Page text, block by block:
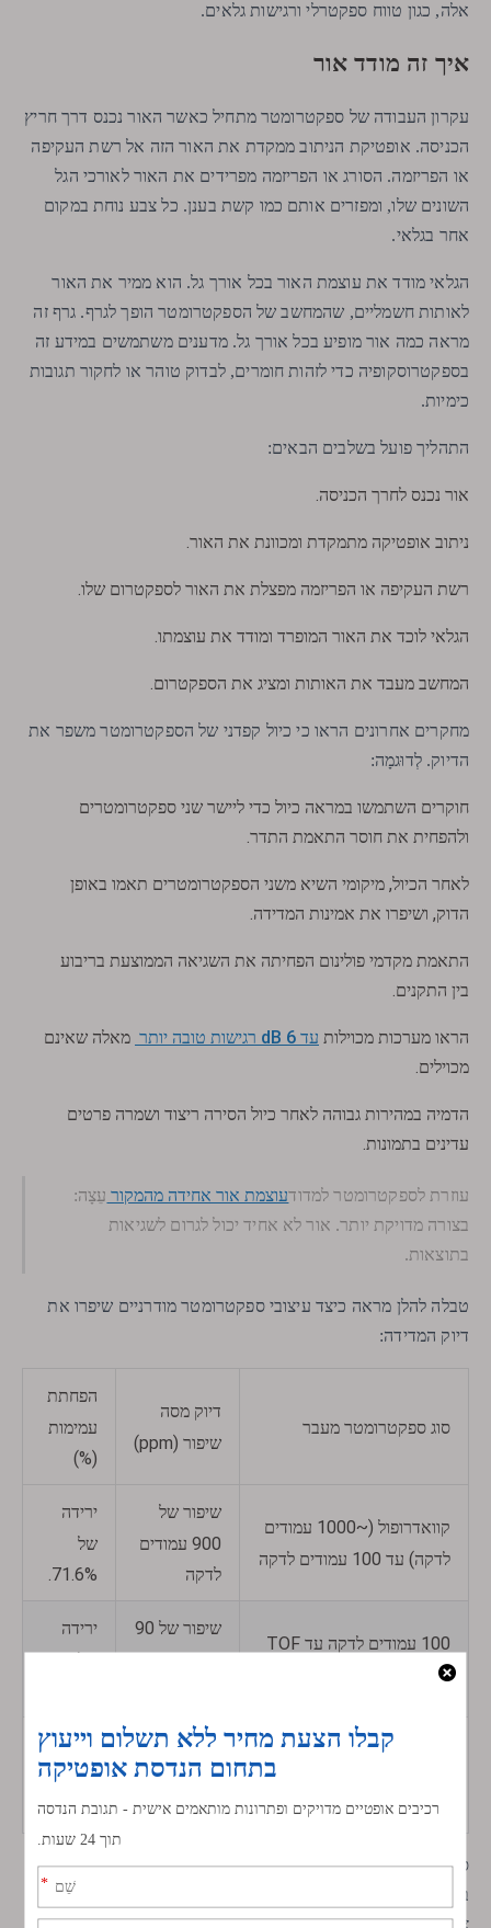
אלה, כגון טווח ספקטרלי ורגישות גלאים.
איך זה מודד אור
עקרון העבודה של ספקטרומטר מתחיל כאשר האור נכנס דרך חריץ
הכניסה. אופטיקת הניתוב ממקדת את האור הזה אל רשת העקיפה
או הפריזמה. הסורג או הפריזמה מפרידים את האור לאורכי הגל
השונים שלו, ומפזרים אותם כמו קשת בענן. כל צבע נוחת במקום
אחר בגלאי.
הגלאי מודד את עוצמת האור בכל אורך גל. הוא ממיר את האור
לאותות חשמליים, שהמחשב של הספקטרומטר הופך לגרף. גרף זה
מראה כמה אור מופיע בכל אורך גל. מדענים משתמשים במידע זה
בספקטרוסקופיה כדי לזהות חומרים, לבדוק טוהר או לחקור תגובות
כימיות.
התהליך פועל בשלבים הבאים:
אור נכנס לחרך הכניסה.
ניתוב אופטיקה מתמקדת ומכוונת את האור.
רשת העקיפה או הפריזמה מפצלת את האור לספקטרום שלו.
הגלאי לוכד את האור המופרד ומודד את עוצמתו.
המחשב מעבד את האותות ומציג את הספקטרום.
מחקרים אחרונים הראו כי כיול קפדני של הספקטרומטר משפר את
הדיוק. לְדוּגמָה:
חוקרים השתמשו במראה כיול כדי ליישר שני ספקטרומטרים
ולהפחית את חוסר התאמת התדר.
לאחר הכיול, מיקומי השיא משני הספקטרומטרים תאמו באופן
הדוק, ושיפרו את אמינות המדידה.
התאמת מקדמי פולינום הפחיתה את השגיאה הממוצעת בריבוע
בין התקנים.
הראו מערכות מכוילות עד 6 dB רגישות טובה יותר
מאלה שאינם
מכוילים.
הדמיה במהירות גבוהה לאחר כיול הסירה ריצוד ושמרה פרטים
עדינים בתמונות.
עֵצָה: עוצמת אור אחידה מהמקורעוזרת לספקטרומטר למדוד
בצורה מדויקת יותר. אור לא אחיד יכול לגרום לשגיאות
בתוצאות.
טבלה להלן מראה כיצד עיצובי ספקטרומטר מודרניים שיפרו את
דיוק המדידה:
סוג ספקטרומטר מעבר
דיוק מסה
שיפור (ppm)
הפחתת
עמימות
(%)
קוואדרופול (~1000 עמודים
לדקה) עד 100 עמודים לדקה
שיפור של
900 עמודים
לדקה
ירידה
של
71.6%.
100 עמודים לדקה עד TOF
(~10 עמודים לדקה)
שיפור של 90
עמודים
ירידה
של
TOF (10 ppm) עד FT (1
שיפור של 9
עמודים
לדקה
ירידה
של
4.7%.
ספקטרוסקופיה מסתמכת על יכולתו של הגלאי להפריד ולמדוד אור
בצורה מדויקת. מדידות מפתח כוללות פיזור (עד כמה הגלאי מפריד
צבעים), טווח דינמי (הטווח בין האותות החלשים והחזקים ביותר),